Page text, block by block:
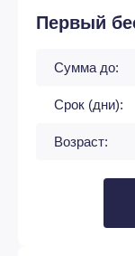
Первый
Сумма до:
Срок (дни):
Возраст: